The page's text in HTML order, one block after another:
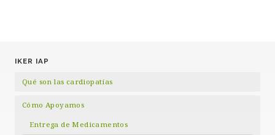
IKER IAP
Qué son las cardiopatías
Cómo Apoyamos
Entrega de Medicamentos